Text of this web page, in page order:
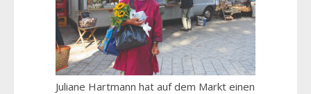
Juliane Hartmann hat auf dem Markt einen